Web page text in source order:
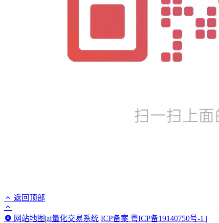
返回顶部
网站地图 |ai量化交易系统 ICP备案 粤ICP备19140750号-1 |